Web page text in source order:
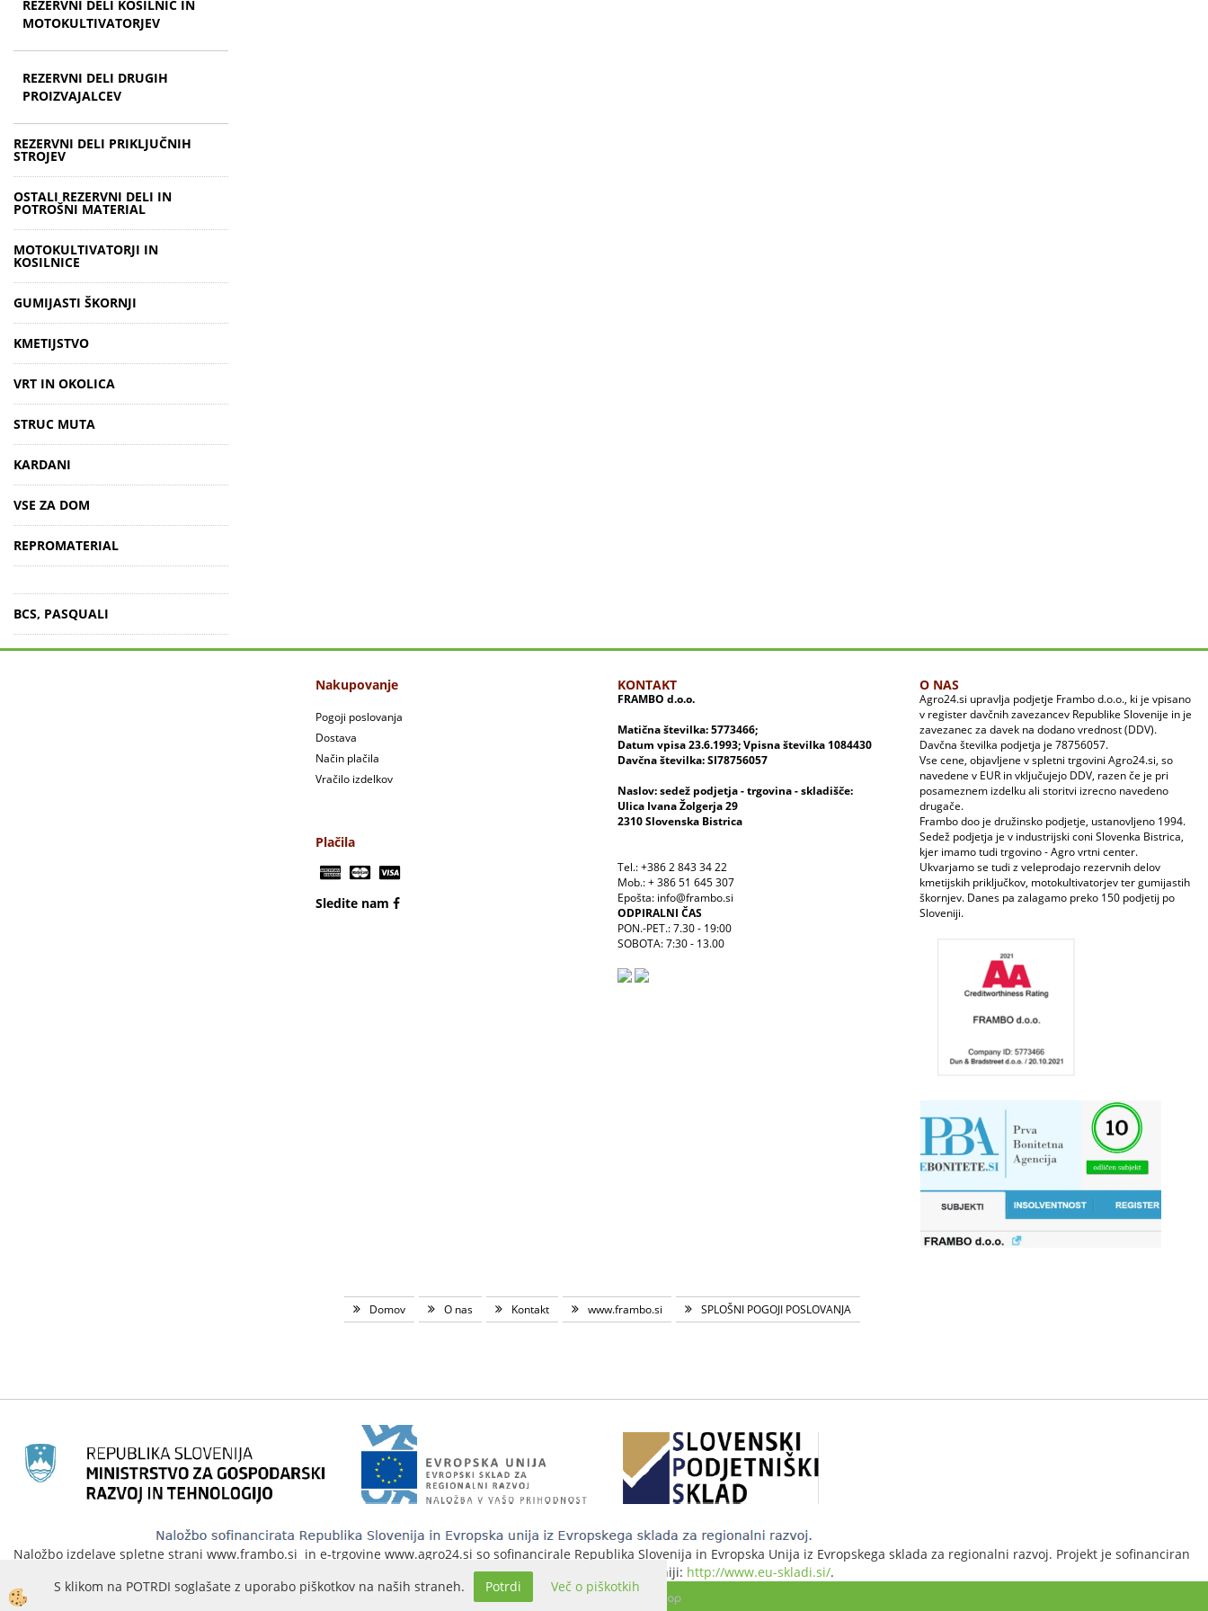
REZERVNI DELI KOSILNIC IN
MOTOKULTIVATORJEV
REZERVNI DELI DRUGIH
PROIZVAJALCEV
REZERVNI DELI PRIKLJUČNIH
STROJEV
OSTALI REZERVNI DELI IN
POTROŠNI MATERIAL
MOTOKULTIVATORJI IN
KOSILNICE
GUMIJASTI ŠKORNJI
KMETIJSTVO
VRT IN OKOLICA
STRUC MUTA
KARDANI
VSE ZA DOM
REPROMATERIAL
BCS, PASQUALI
Nakupovanje
Pogoji poslovanja
Dostava
Način plačila
Vračilo izdelkov
Plačila
Sledite nam
KONTAKT
FRAMBO d.o.o.
Matična številka: 5773466;
Datum vpisa 23.6.1993; Vpisna številka 1084430
Davčna številka: SI78756057
Naslov: sedež podjetja - trgovina - skladišče:
Ulica Ivana Žolgerja 29
2310 Slovenska Bistrica
Tel.: +386 2 843 34 22
Mob.: + 386 51 645 307
Epošta: info@frambo.si
ODPIRALNI ČAS
PON.-PET.: 7.30 - 19:00
SOBOTA: 7:30 - 13.00
O NAS
Agro24.si upravlja podjetje Frambo d.o.o., ki je vpisano
v register davčnih zavezancev Republike Slovenije in je
zavezanec za davek na dodano vrednost (DDV).
Davčna številka podjetja je 78756057.
Vse cene, objavljene v spletni trgovini Agro24.si, so
navedene v EUR in vključujejo DDV, razen če je pri
posameznem izdelku ali storitvi izrecno navedeno
drugače.
Frambo doo je družinsko podjetje, ustanovljeno 1994.
Sedež podjetja je v industrijski coni Slovenka Bistrica,
kjer imamo tudi trgovino - Agro vrtni center.
Ukvarjamo se tudi z veleprodajo rezervnih delov
kmetijskih priključkov, motokultivatorjev ter gumijastih
škornjev. Danes pa zalagamo preko 150 podjetij po
Sloveniji.
Domov O nas Kontakt www.frambo.si SPLOŠNI POGOJI POSLOVANJA
Naložbo izdelave spletne strani www.frambo.si in e-trgovine www.agro24.si so sofinancirale Republika Slovenija in Evropska Unija iz Evropskega sklada za regionalni razvoj. Projekt je sofinanciran
na podlagi javnega poziva«Vavčer za digitalni marketing«. Spletna stran evropske kohezijske politike v Sloveniji: http://www.eu-skladi.si/.
Izdelava spletne trgovine
S klikom na POTRDI soglašate z uporabo piškotkov na naših straneh. Potrdi Več o piškotkih